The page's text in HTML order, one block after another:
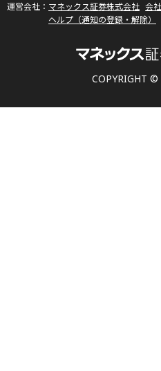
COPYRIGHT
マネックス証券株式会社 会
ヘルプ（通知の登録・解除）